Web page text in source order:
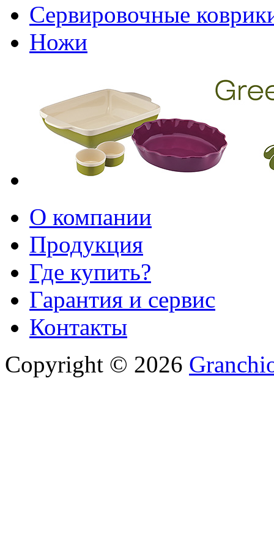
Сервировочные
Ножи
О компании
Продукция
Где купить?
Гарантия и сервис
Контакты
Copyright © 2026